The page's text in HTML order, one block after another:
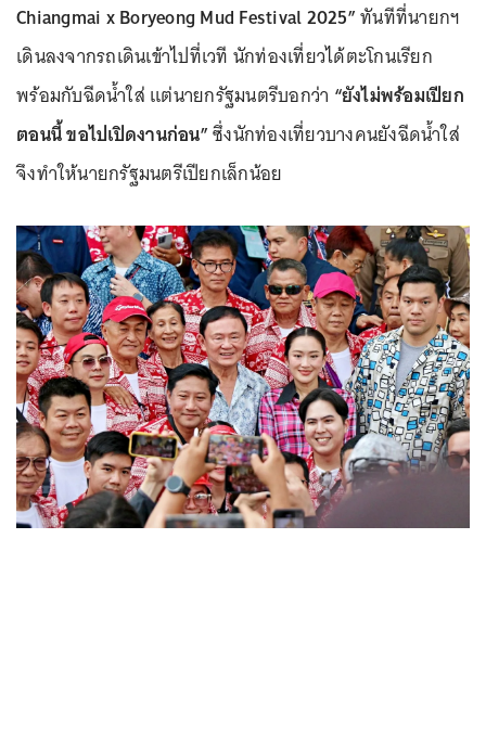
Chiangmai x Boryeong Mud Festival 2025”ทันทีที่นายกฯ
เดินลงจากรถเดินเข้าไปที่เวที นักท่องเที่ยวได้ตะโกนเรียก
พร้อมกับฉีดน้ำใส่ แต่นายกรัฐมนตรีบอกว่า “ยังไม่พร้อมเปียก
ตอนนี้ ขอไปเปิดงานก่อน”ซึ่งนักท่องเที่ยวบางคนยังฉีดน้ำใส่
จึงทำให้นายกรัฐมนตรีเปียกเล็กน้อย